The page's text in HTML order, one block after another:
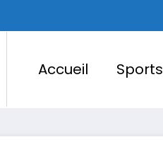
Accueil Sports